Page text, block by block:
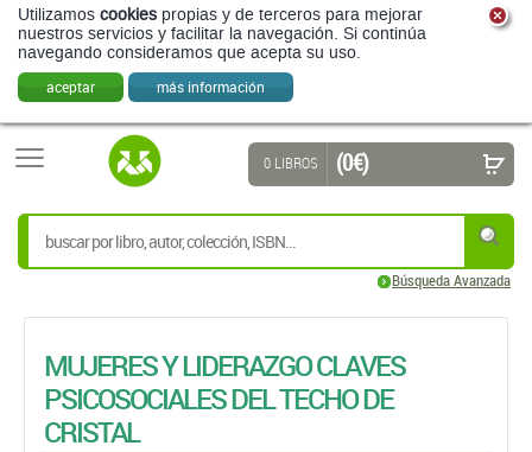
Utilizamos cookies propias y de terceros para mejorar
nuestros servicios y facilitar la navegación. Si continúa
navegando consideramos que acepta su uso.
aceptar más información
Búsqueda Avanzada
0 LIBROS (0 €)
MUJERES Y LIDERAZGO CLAVES
PSICOSOCIALES DEL TECHO DE
CRISTAL